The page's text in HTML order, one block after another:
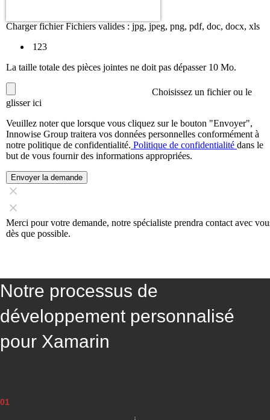
Charger fichier Fichiers valides : jpg, jpeg, png, pdf, doc, docx, xls
123
La taille totale des pièces jointes ne doit pas dépasser 10 Mo.
Choisissez un fichierou le
glisser ici
Veuillez noter que lorsque vous cliquez sur le bouton "Envoyer",
Innowise Group traitera vos données personnelles conformément à
notre politique de confidentialité. Politique de confidentialité dans le
but de vous fournir des informations appropriées.
Envoyer la demande
Merci pour votre demande, notre spécialiste prendra contact avec
dès que possible.
Notre processus de
développement personnalisé
pour Xamarin
01